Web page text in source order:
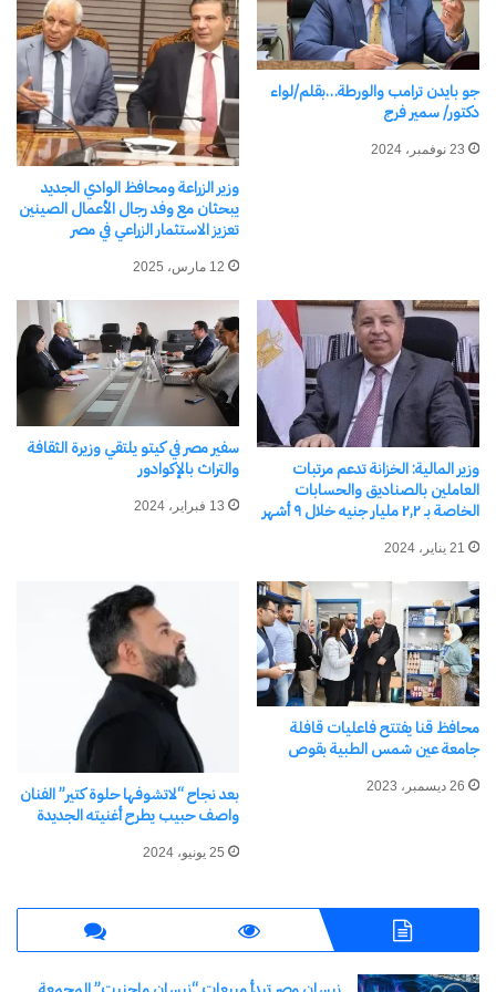
مرتبط
المركز الإعلامي للهيئة القومية
لسلامة الغذاء يصدر تقريره
الأسبوعي الــ 5 لعام 2024
في "الأخبار News"
المركز الإعلامي للهيئة القومية
لسلامة الغذاء يصدر تقريره
17 ديسمبر، 2023
في "الأخبار News"
اكتشاف المزيد من
اشترك للحصول على أحدث التدوينات المرسلة إلى بريدك
الإلكتروني.
كتابة بريدك الإلكتروني...
اشتراك
جو بايدن ترامب والورطة…بقلم/لواء
دكتور/ سمير فرج
23 نوفمبر، 2024
وزير الزراعة ومحافظ الوادي الجديد
يبحثان مع وفد رجال الأعمال الصينين
تعزيز الاستثمار الزراعي في مصر
12 مارس، 2025
وزير المالية: الخزانة تدعم مرتبات
العاملين بالصناديق والحسابات
الخاصة بـ ٢,٢ مليار جنيه خلال ٩ أشهر
21 يناير، 2024
سفير مصر في كيتو يلتقي وزيرة الثقافة
والتراث بالإكوادور
13 فبراير، 2024
محافظ قنا يفتتح فاعليات قافلة
جامعة عين شمس الطبية بقوص
26 ديسمبر، 2023
بعد نجاح “لاتشوفها حلوة كتير” الفنان
واصف حبيب يطرح أغنيته الجديدة
25 يونيو، 2024